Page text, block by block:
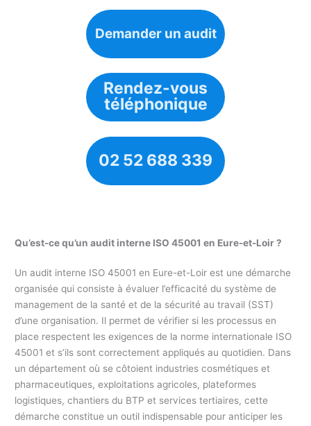
Demander un audit
Rendez-vous
téléphonique
02 52 688 339
Qu’est-ce qu’un audit interne ISO 45001 en Eure-et-Loir ?
Un audit interne ISO 45001 en Eure-et-Loir est une démarche
organisée qui consiste à évaluer l’efficacité du système de
management de la santé et de la sécurité au travail (SST)
d’une organisation. Il permet de vérifier si les processus en
place respectent les exigences de la norme internationale ISO
45001 et s’ils sont correctement appliqués au quotidien. Dans
un département où se côtoient industries cosmétiques et
pharmaceutiques, exploitations agricoles, plateformes
logistiques, chantiers du BTP et services tertiaires, cette
démarche constitue un outil indispensable pour anticiper les